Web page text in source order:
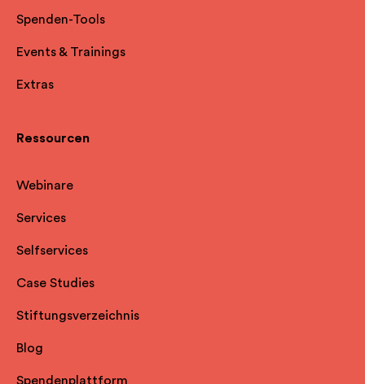
Spenden-Tools
Events & Trainings
Extras
Ressourcen
Webinare
Services
Selfservices
Case Studies
Stiftungsverzeichnis
Blog
Spendenplattform